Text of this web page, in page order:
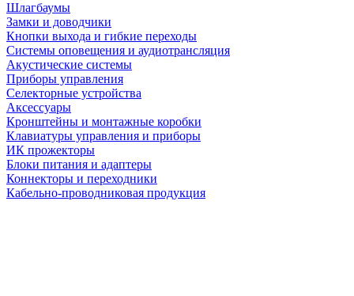
Шлагбаумы
Замки и доводчики
Кнопки выхода и гибкие переходы
Системы оповещения и аудиотрансляция
Акустические системы
Приборы управления
Селекторные устройства
Аксессуары
Кронштейны и монтажные коробки
Клавиатуры управления и приборы
ИК прожекторы
Блоки питания и адаптеры
Коннекторы и переходники
Кабельно-проводниковая продукция